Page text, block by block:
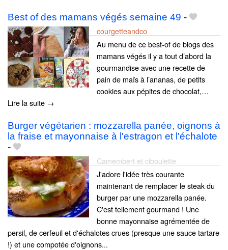
Best of des mamans végés semaine 49 -
courgetteandco
Au menu de ce best-of de blogs des
mamans végés il y a tout d’abord la
gourmandise avec une recette de
pain de maïs à l’ananas, de petits
cookies aux pépites de chocolat,…
Lire la suite →
Burger végétarien : mozzarella panée, oignons à
la fraise et mayonnaise à l'estragon et l'échalote
-
Camembert et ciboulette
J'adore l'idée très courante
maintenant de remplacer le steak du
burger par une mozzarella panée.
C'est tellement gourmand ! Une
bonne mayonnaise agrémentée de
persil, de cerfeuil et d'échalotes crues (presque une sauce tartare
!) et une compotée d'oignons...